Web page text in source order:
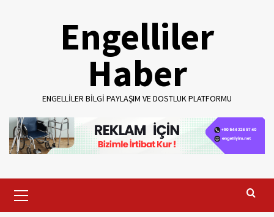
Engelliler
Haber
ENGELLILER BILGI PAYLAŞIM VE DOSTLUK PLATFORMU
Menu